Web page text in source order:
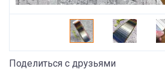
Поделиться с друзьями